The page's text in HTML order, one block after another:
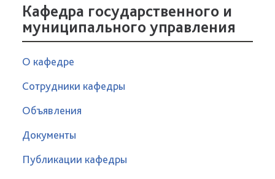
Кафедра государственного и
муниципального управления
О кафедре
Сотрудники кафедры
Объявления
Документы
Публикации кафедры